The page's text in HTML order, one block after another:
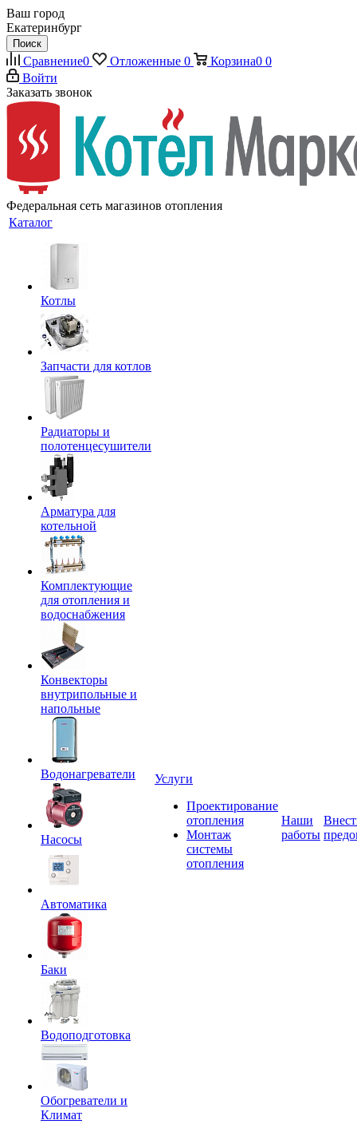
Ваш город
Екатеринбург
Поиск
Сравнение0 Отложенные 0 Корзина0 0
Войти
Заказать звонок
Федеральная сеть магазинов отопления
Каталог
Котлы
Запчасти для котлов
Радиаторы и
полотенцесушители
Арматура для
котельной
Комплектующие
для отопления и
водоснабжения
Конвекторы
внутрипольные и
напольные
Водонагреватели
Насосы
Автоматика
Баки
Водоподготовка
Обогреватели и
Климат
Услуги
Проектирование
отопления
Монтаж
системы
отопления
Наши
работы